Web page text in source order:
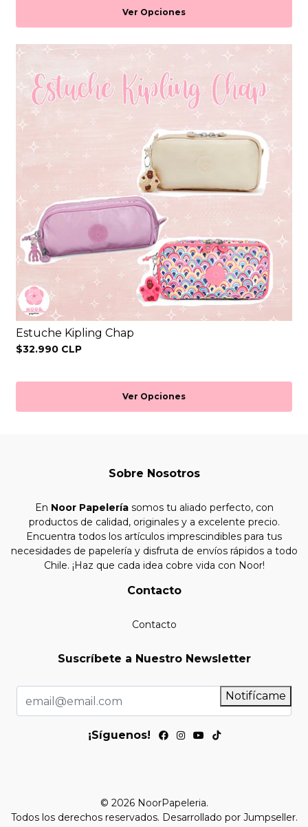
Ver Opciones
Estuche Kipling Chap
$32.990 CLP
Ver Opciones
Sobre Nosotros
En Noor Papeleríasomos tu aliado perfecto, con
productos de calidad, originales y a excelente precio.
Encuentra todos los artículos imprescindibles para tus
necesidades de papelería y disfruta de envíos rápidos a todo
Chile. ¡Haz que cada idea cobre vida con Noor!
Contacto
Contacto
Suscríbete a Nuestro Newsletter
Notifícame
¡Síguenos!
© 2026 NoorPapeleria.
Todos los derechos reservados. Desarrollado por Jumpseller.